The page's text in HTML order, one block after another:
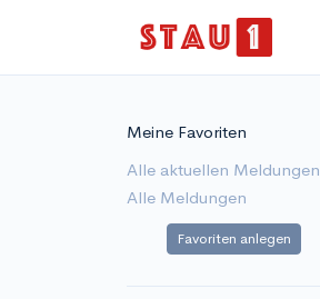
Meine Favoriten
Alle aktuellen Meldungen
Alle Meldungen
Favoriten anlegen